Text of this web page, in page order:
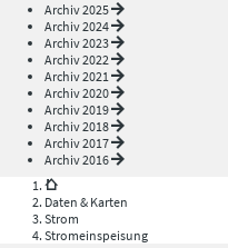
Archiv 2025
Archiv 2024
Archiv 2023
Archiv 2022
Archiv 2021
Archiv 2020
Archiv 2019
Archiv 2018
Archiv 2017
Archiv 2016
Daten & Karten
Strom
Stromeinspeisung